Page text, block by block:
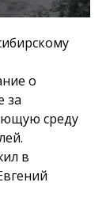
о
за
среду
в